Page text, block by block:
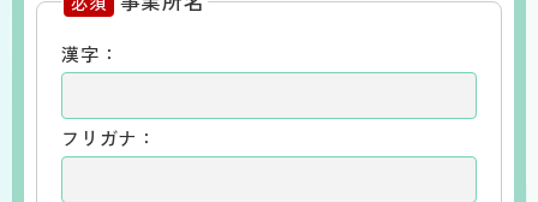
漢字：
フリガナ：